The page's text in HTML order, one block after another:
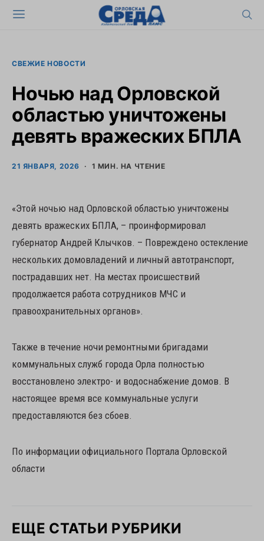
СВЕЖИЕ НОВОСТИ
Ночью над Орловской
областью уничтожены
девять вражеских БПЛА
21 ЯНВАРЯ, 2026 1 МИН. НА ЧТЕНИЕ
«Этой ночью над Орловской областью уничтожены
девять вражеских БПЛА, – проинформировал
губернатор Андрей Клычков. – Повреждено остекление
нескольких домовладений и личный автотранспорт,
пострадавших нет. На местах происшествий
продолжается работа сотрудников МЧС и
правоохранительных органов».
Также в течение ночи ремонтными бригадами
коммунальных служб города Орла полностью
восстановлено электро- и водоснабжение домов. В
настоящее время все коммунальные услуги
предоставляются без сбоев.
По информации официального Портала Орловской
области
ЕЩЕ СТАТЬИ РУБРИКИ